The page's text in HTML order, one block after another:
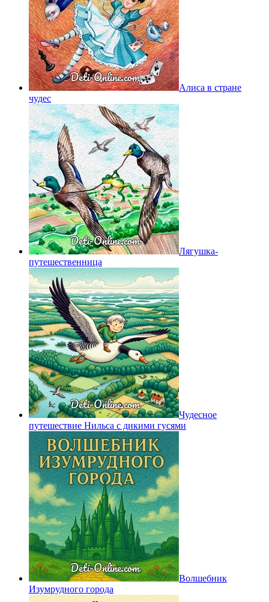
Алиса в стране
чудес
Лягушка-
путешественница
Чудесное
путешествие Нильса с дикими гусями
Волшебник
Изумрудного города